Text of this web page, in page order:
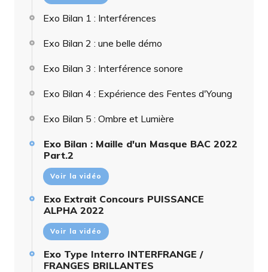
Exo Bilan 1 : Interférences
Exo Bilan 2 : une belle démo
Exo Bilan 3 : Interférence sonore
Exo Bilan 4 : Expérience des Fentes d'Young
Exo Bilan 5 : Ombre et Lumière
Exo Bilan : Maille d'un Masque BAC 2022
Part.2
Voir la vidéo
Exo Extrait Concours PUISSANCE
ALPHA 2022
Voir la vidéo
Exo Type Interro INTERFRANGE /
FRANGES BRILLANTES